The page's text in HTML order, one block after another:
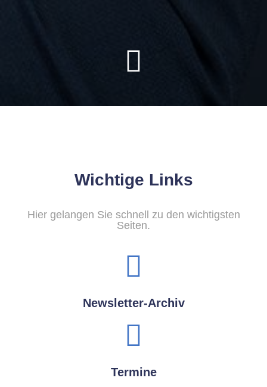
Wichtige Links
Hier gelangen Sie schnell zu den wichtigsten
Seiten.
Newsletter-Archiv
Termine